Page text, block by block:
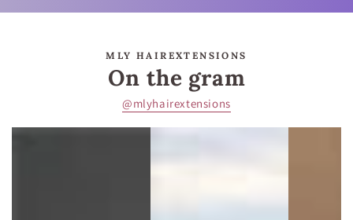
MLY HAIREXTENSIONS
On the gram
@mlyhairextensions